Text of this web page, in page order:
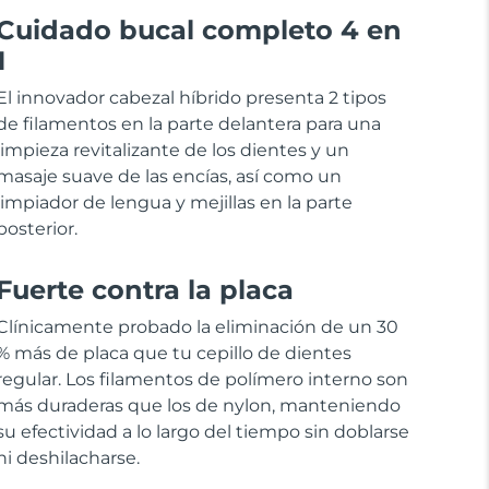
bucal completo 4 en
innovador cabezal híbrido presenta 2 tipos
filamentos en la parte delantera para una
revitalizante de los dientes y un
suave de las encías, así como un
de lengua y mejillas en la parte
contra la placa
probado la eliminación de un 30
más de placa que tu cepillo de dientes
Los filamentos de polímero interno son
duraderas que los de nylon, manteniendo
efectividad a lo largo del tiempo sin doblarse
deshilacharse.